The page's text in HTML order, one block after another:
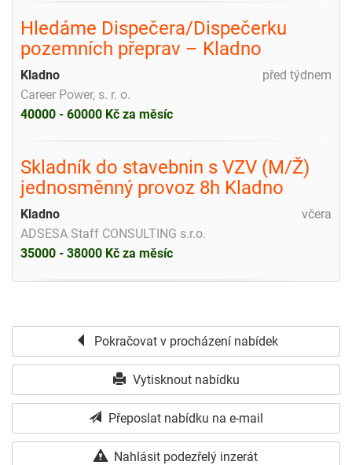
Hledáme Dispečera/Dispečerku
pozemních přeprav – Kladno
před týdnem
Kladno
Career Power, s. r. o.
40000 - 60000 Kč za měsíc
Skladník do stavebnin s VZV (M/Ž)
jednosměnný provoz 8h Kladno
včera
Kladno
ADSESA Staff CONSULTING s.r.o.
35000 - 38000 Kč za měsíc
Pokračovat v procházení nabídek
Vytisknout nabídku
Přeposlat nabídku na e-mail
Nahlásit podezřelý inzerát